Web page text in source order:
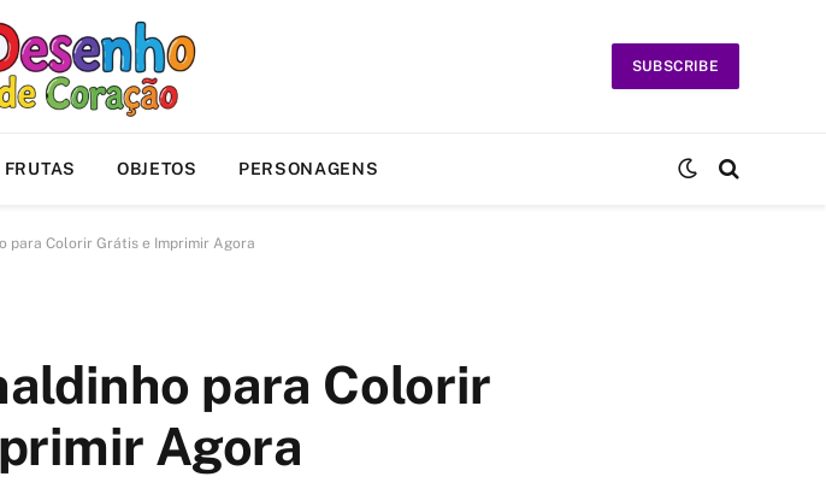
SUBSCRIBE
FRUTAS OBJETOS PERSONAGENS
para Colorir Grátis e Imprimir Agora
para Colorir
Agora